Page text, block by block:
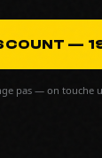
—
pas — on touche